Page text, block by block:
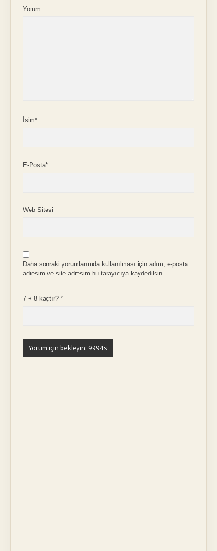
Yorum
İsim*
E-Posta*
Web Sitesi
Daha sonraki yorumlarımda kullanılması için adım, e-posta
adresim ve site adresim bu tarayıcıya kaydedilsin.
7 + 8 kaçtır?*